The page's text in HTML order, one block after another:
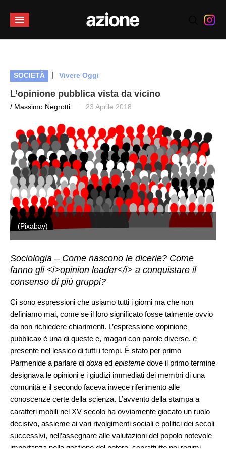
SOCIETÀ | Vivere Oggi
L’opinione pubblica vista da vicino
/ Massimo Negrotti 23 Aprile 2018
(Pixabay)
Sociologia – Come nascono le dicerie? Come
fanno gli <i>opinion leader</i> a conquistare il
consenso di più gruppi?
Ci sono espressioni che usiamo tutti i giorni ma che non
definiamo mai, come se il loro significato fosse talmente ovvio
da non richiedere chiarimenti. L’espressione «opinione
pubblica» è una di queste e, magari con parole diverse, è
presente nel lessico di tutti i tempi. È stato per primo
Parmenide a parlare di doxa ed episteme dove il primo termine
designava le opinioni e i giudizi immediati dei membri di una
comunità e il secondo faceva invece riferimento alle
conoscenze certe della scienza. L’avvento della stampa a
caratteri mobili nel XV secolo ha ovviamente giocato un ruolo
decisivo, assieme ai vari rivolgimenti sociali e politici dei secoli
successivi, nell’assegnare alle valutazioni del popolo notevole
importanza nella gestione del potere, soprattutto nei regimi